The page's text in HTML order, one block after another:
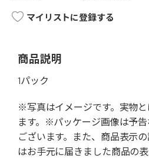
マイリストに登録する
商品説明
1パック
※写真はイメージです。実物
ます。※パッケージ画像は予
ございます。また、商品表示
はお手元に届きました商品の